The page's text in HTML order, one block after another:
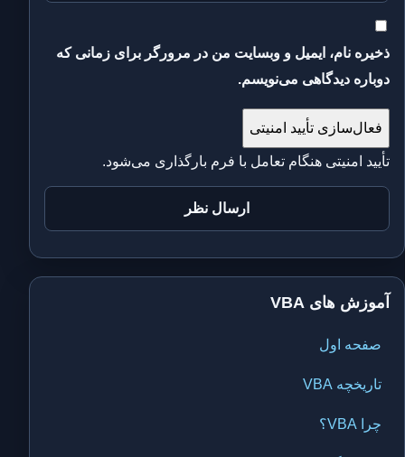
ذخیره نام، ایمیل و وبسایت من در مرورگر برای زمانی که
دوباره دیدگاهی می‌نویسم.
فعال‌سازی تأیید امنیتی
تأیید امنیتی هنگام تعامل با فرم بارگذاری می‌شود.
آموزش های VBA
صفحه اول
تاریخچه VBA
چرا VBA؟